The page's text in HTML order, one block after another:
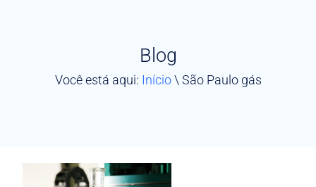
Blog
Você está aqui: Início\ São Paulo gás